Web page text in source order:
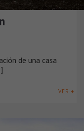
de una casa
VER +